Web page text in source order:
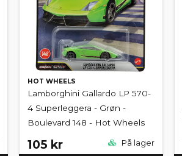
HOT WHEELS
Lamborghini Gallardo LP 570-
4 Superleggera - Grøn -
Boulevard 148 - Hot Wheels
105 kr På lager